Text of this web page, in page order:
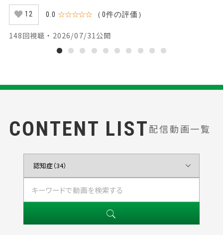
12 0.0 ☆☆☆☆☆ （0件の評価）
148回視聴 ・ 2026/07/31公開
1 2 3 4 5 6 7 8 9 10
CONTENT LIST配信動画一覧